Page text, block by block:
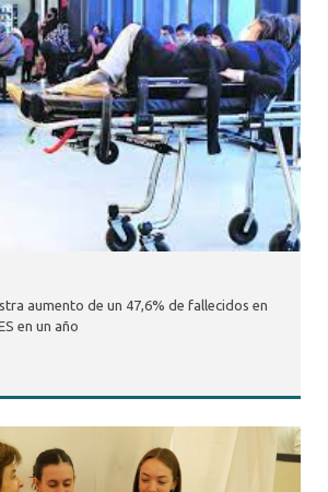
aumento de un 47,6% de fallecidos en
en un año